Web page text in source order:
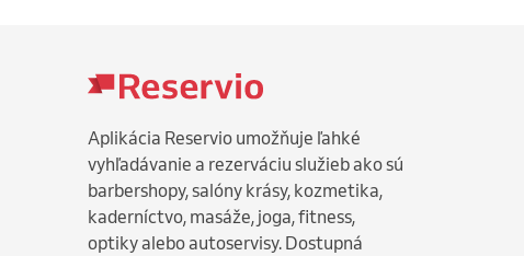
Aplikácia Reservio umožňuje ľahké
vyhľadávanie a rezerváciu služieb ako sú
barbershopy, salóny krásy, kozmetika,
kaderníctvo, masáže, joga, fitness,
optiky alebo autoservisy. Dostupná